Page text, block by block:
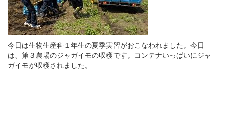
今日は生物生産科１年生の夏季実習がおこなわれました。今日
は、第３農場のジャガイモの収穫です。コンテナいっぱいにジャ
ガイモが収穫されました。